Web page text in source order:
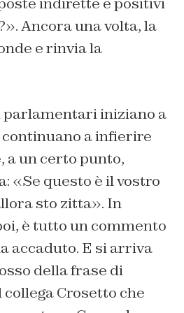
indirette e positivi
Ancora una volta, la
e rinvia la
parlamentari iniziano a
a infierire
a un certo punto,
«Se questo è il vostro
sto zitta». In
è tutto un commento
accaduto. E si arriva
della frase di
Crosetto che